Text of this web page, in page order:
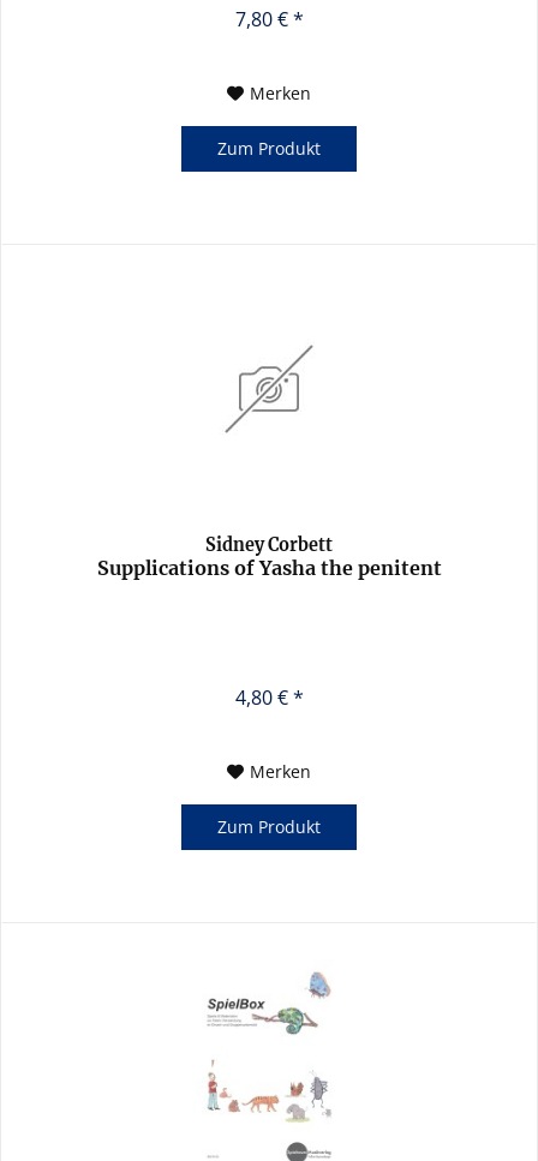
7,80 € *
Merken
Zum Produkt
Sidney Corbett
Supplications of Yasha the penitent
4,80 € *
Merken
Zum Produkt